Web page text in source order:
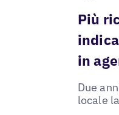
Più
in
Due
locale